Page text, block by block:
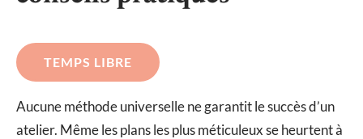
TEMPS LIBRE
Aucune méthode universelle ne garantit le succès d’un
atelier. Même les plans les plus méticuleux se heurtent à